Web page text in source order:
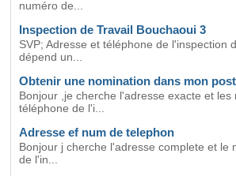
numéro de...
Inspection de Travail Bouchaoui 3
SVP; Adresse et téléphone de l'inspection
dépend un...
Obtenir une nomination dans mon
Bonjour ,je cherche l'adresse exacte et les
téléphone de l'i...
Adresse ef num de telephon
Bonjour j cherche l'adresse complete et le
de l'in...